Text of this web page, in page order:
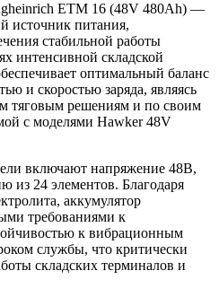
ETM 16 (48V 480Ah) —
источник питания,
стабильной работы
интенсивной складской
оптимальный баланс
и скоростью заряда, являясь
тяговым решениям и по своим
с моделями Hawker 48V
включают напряжение 48В,
из 24 элементов. Благодаря
аккумулятор
требованиями к
к вибрационным
службы, что критически
складских терминалов и